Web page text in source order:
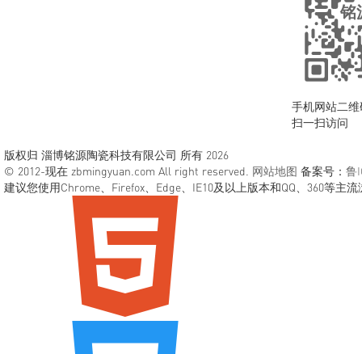
手机网站二维
扫一扫访问
版权归 淄博铭源陶瓷科技有限公司 所有 2026
© 2012-现在 zbmingyuan.com All right reserved. 网站地图 备案号： 鲁
建议您使用Chrome、Firefox、Edge、IE10及以上版本和QQ、360等主